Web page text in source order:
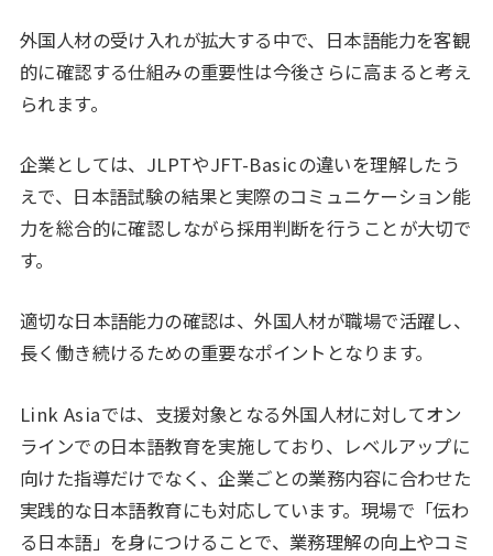
外国人材の受け入れが拡大する中で、日本語能力を客観
的に確認する仕組みの重要性は今後さらに高まると考え
られます。
企業としては、JLPTやJFT-Basicの違いを理解したう
えで、日本語試験の結果と実際のコミュニケーション能
力を総合的に確認しながら採用判断を行うことが大切で
す。
適切な日本語能力の確認は、外国人材が職場で活躍し、
長く働き続けるための重要なポイントとなります。
Link Asiaでは、支援対象となる外国人材に対してオン
ラインでの日本語教育を実施しており、レベルアップに
向けた指導だけでなく、企業ごとの業務内容に合わせた
実践的な日本語教育にも対応しています。現場で「伝わ
る日本語」を身につけることで、業務理解の向上やコミ